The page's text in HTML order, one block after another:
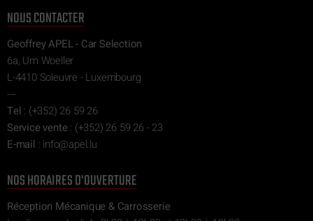
NOUS CONTACTER
Geoffrey APEL - Car Selection
6a, Um Woeller
L-4410 Soleuvre - Luxembourg
---
Tel : (+352) 26 59 26
Service vente: (+352) 26 59 26 - 23
E-mail : ul.l
epa@of
ni
NOS HORAIRES D'OUVERTURE
Réception Mécanique & Carrosserie